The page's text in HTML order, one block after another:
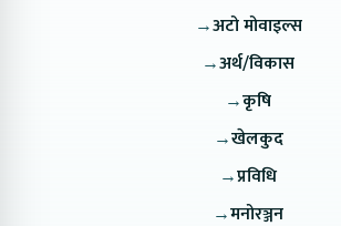
→अटो मोवाइल्स
→अर्थ/विकास
→कृषि
→खेलकुद
→प्रविधि
→मनोरञ्जन